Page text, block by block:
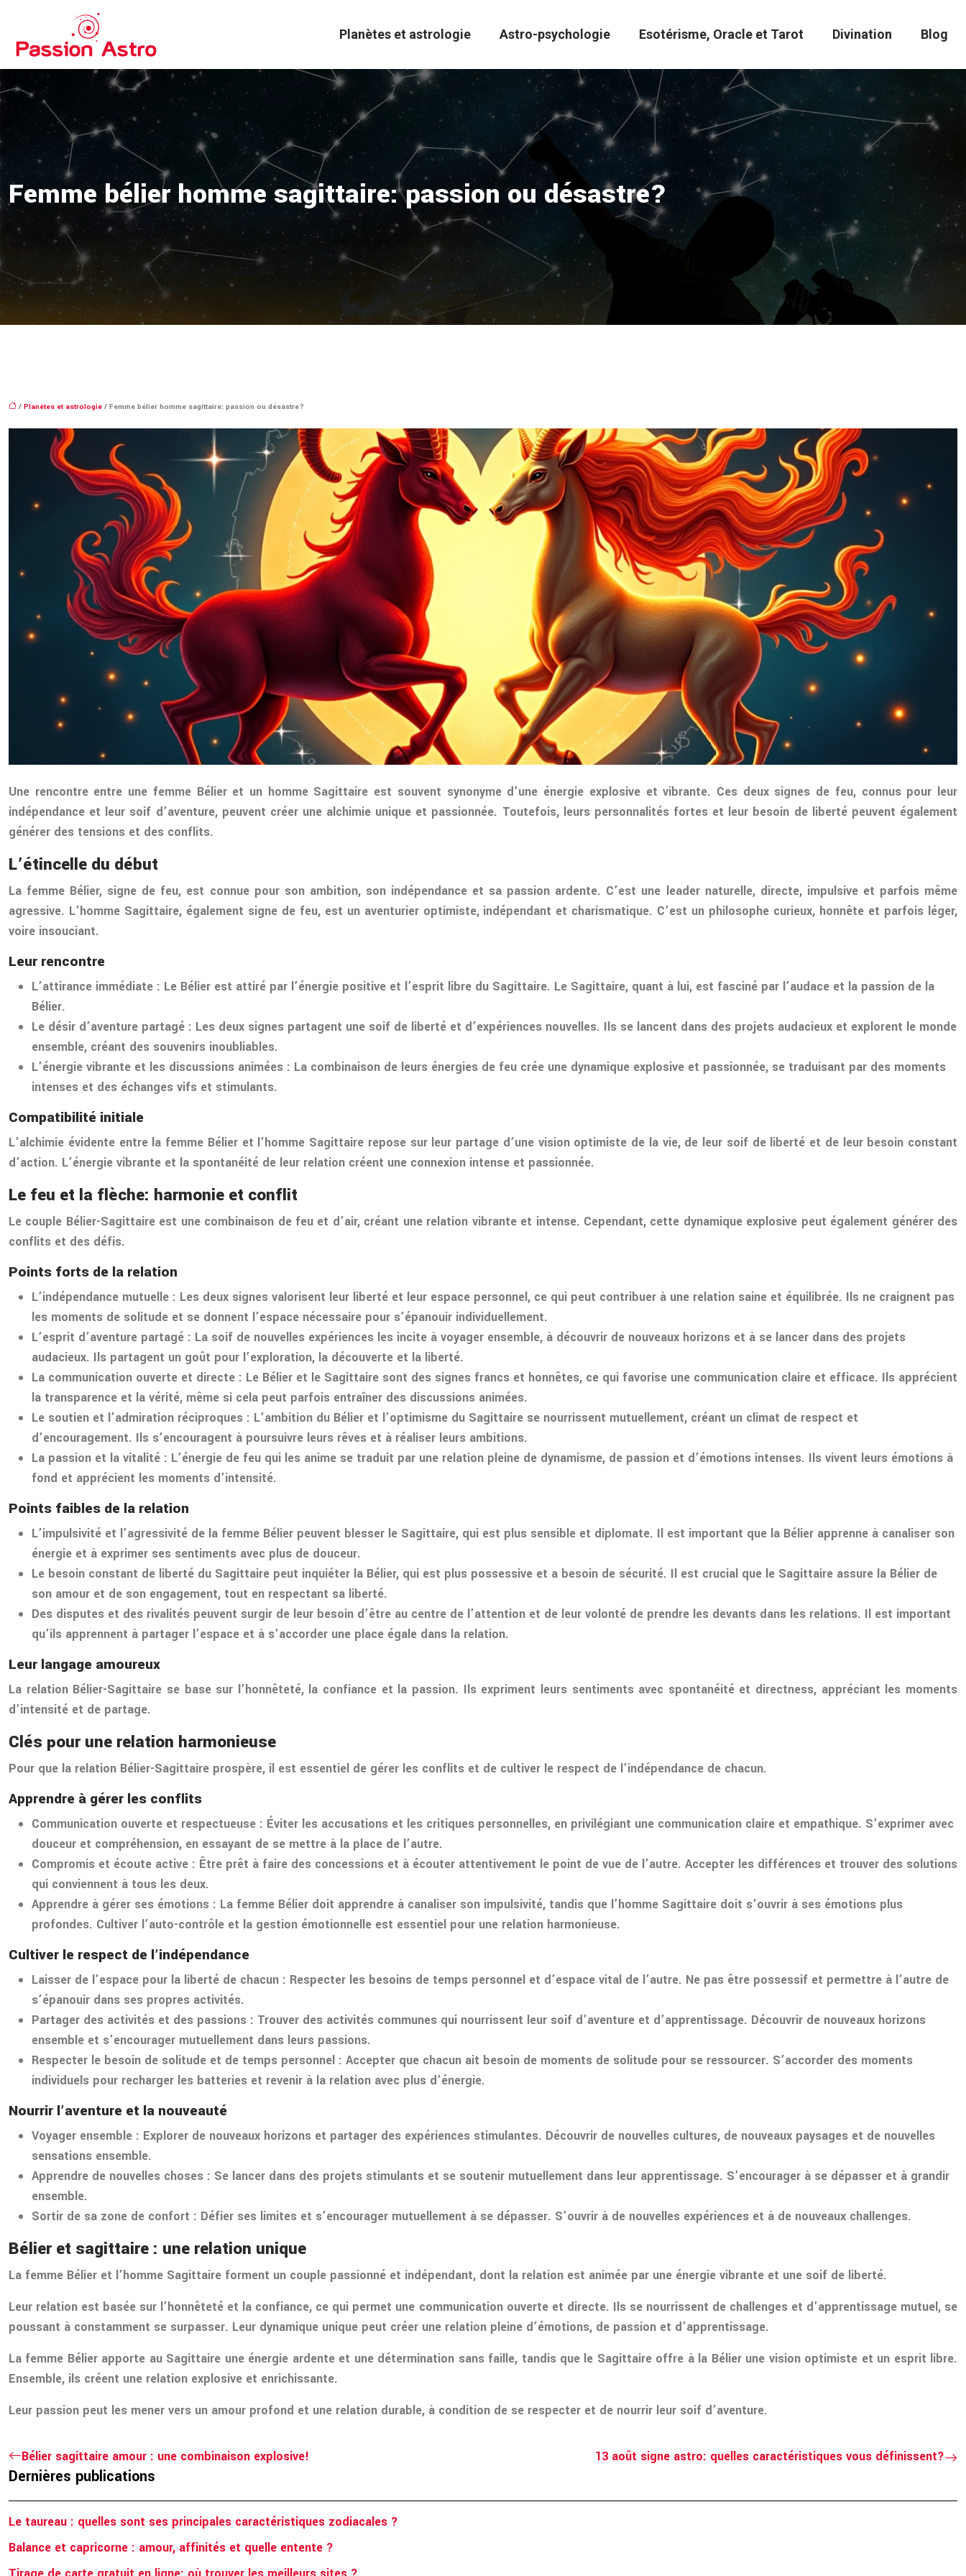
Planètes et astrologie Astro-psychologie Esotérisme, Oracle et Tarot Divination Blog
Femme bélier homme sagittaire: passion ou désastre?
/ Planètes et astrologie / Femme bélier homme sagittaire: passion ou désastre?
Une rencontre entre une femme Bélier et un homme Sagittaire est souvent synonyme d’une énergie explosive et vibrante. Ces deux signes de feu, connus pour leur
indépendance et leur soif d’aventure, peuvent créer une alchimie unique et passionnée. Toutefois, leurs personnalités fortes et leur besoin de liberté peuvent également
générer des tensions et des conflits.
L’étincelle du début
La femme Bélier, signe de feu, est connue pour son ambition, son indépendance et sa passion ardente. C’est une leader naturelle, directe, impulsive et parfois même
agressive. L’homme Sagittaire, également signe de feu, est un aventurier optimiste, indépendant et charismatique. C’est un philosophe curieux, honnête et parfois léger,
voire insouciant.
Leur rencontre
L’attirance immédiate : Le Bélier est attiré par l’énergie positive et l’esprit libre du Sagittaire. Le Sagittaire, quant à lui, est fasciné par l’audace et la passion de la
Bélier.
Le désir d’aventure partagé : Les deux signes partagent une soif de liberté et d’expériences nouvelles. Ils se lancent dans des projets audacieux et explorent le monde
ensemble, créant des souvenirs inoubliables.
L’énergie vibrante et les discussions animées : La combinaison de leurs énergies de feu crée une dynamique explosive et passionnée, se traduisant par des moments
intenses et des échanges vifs et stimulants.
Compatibilité initiale
L’alchimie évidente entre la femme Bélier et l’homme Sagittaire repose sur leur partage d’une vision optimiste de la vie, de leur soif de liberté et de leur besoin constant
d’action. L’énergie vibrante et la spontanéité de leur relation créent une connexion intense et passionnée.
Le feu et la flèche: harmonie et conflit
Le couple Bélier-Sagittaire est une combinaison de feu et d’air, créant une relation vibrante et intense. Cependant, cette dynamique explosive peut également générer des
conflits et des défis.
Points forts de la relation
L’indépendance mutuelle : Les deux signes valorisent leur liberté et leur espace personnel, ce qui peut contribuer à une relation saine et équilibrée. Ils ne craignent pas
les moments de solitude et se donnent l’espace nécessaire pour s’épanouir individuellement.
L’esprit d’aventure partagé : La soif de nouvelles expériences les incite à voyager ensemble, à découvrir de nouveaux horizons et à se lancer dans des projets
audacieux. Ils partagent un goût pour l’exploration, la découverte et la liberté.
La communication ouverte et directe : Le Bélier et le Sagittaire sont des signes francs et honnêtes, ce qui favorise une communication claire et efficace. Ils apprécient
la transparence et la vérité, même si cela peut parfois entraîner des discussions animées.
Le soutien et l’admiration réciproques : L’ambition du Bélier et l’optimisme du Sagittaire se nourrissent mutuellement, créant un climat de respect et
d’encouragement. Ils s’encouragent à poursuivre leurs rêves et à réaliser leurs ambitions.
La passion et la vitalité : L’énergie de feu qui les anime se traduit par une relation pleine de dynamisme, de passion et d’émotions intenses. Ils vivent leurs émotions à
fond et apprécient les moments d’intensité.
Points faibles de la relation
L’impulsivité et l’agressivité de la femme Bélier peuvent blesser le Sagittaire, qui est plus sensible et diplomate. Il est important que la Bélier apprenne à canaliser son
énergie et à exprimer ses sentiments avec plus de douceur.
Le besoin constant de liberté du Sagittaire peut inquiéter la Bélier, qui est plus possessive et a besoin de sécurité. Il est crucial que le Sagittaire assure la Bélier de
son amour et de son engagement, tout en respectant sa liberté.
Des disputes et des rivalités peuvent surgir de leur besoin d’être au centre de l’attention et de leur volonté de prendre les devants dans les relations. Il est important
qu’ils apprennent à partager l’espace et à s’accorder une place égale dans la relation.
Leur langage amoureux
La relation Bélier-Sagittaire se base sur l’honnêteté, la confiance et la passion. Ils expriment leurs sentiments avec spontanéité et directness, appréciant les moments
d’intensité et de partage.
Clés pour une relation harmonieuse
Pour que la relation Bélier-Sagittaire prospère, il est essentiel de gérer les conflits et de cultiver le respect de l’indépendance de chacun.
Apprendre à gérer les conflits
Communication ouverte et respectueuse : Éviter les accusations et les critiques personnelles, en privilégiant une communication claire et empathique. S’exprimer avec
douceur et compréhension, en essayant de se mettre à la place de l’autre.
Compromis et écoute active : Être prêt à faire des concessions et à écouter attentivement le point de vue de l’autre. Accepter les différences et trouver des solutions
qui conviennent à tous les deux.
Apprendre à gérer ses émotions : La femme Bélier doit apprendre à canaliser son impulsivité, tandis que l’homme Sagittaire doit s’ouvrir à ses émotions plus
profondes. Cultiver l’auto-contrôle et la gestion émotionnelle est essentiel pour une relation harmonieuse.
Cultiver le respect de l’indépendance
Laisser de l’espace pour la liberté de chacun : Respecter les besoins de temps personnel et d’espace vital de l’autre. Ne pas être possessif et permettre à l’autre de
s’épanouir dans ses propres activités.
Partager des activités et des passions : Trouver des activités communes qui nourrissent leur soif d’aventure et d’apprentissage. Découvrir de nouveaux horizons
ensemble et s’encourager mutuellement dans leurs passions.
Respecter le besoin de solitude et de temps personnel : Accepter que chacun ait besoin de moments de solitude pour se ressourcer. S’accorder des moments
individuels pour recharger les batteries et revenir à la relation avec plus d’énergie.
Nourrir l’aventure et la nouveauté
Voyager ensemble : Explorer de nouveaux horizons et partager des expériences stimulantes. Découvrir de nouvelles cultures, de nouveaux paysages et de nouvelles
sensations ensemble.
Apprendre de nouvelles choses : Se lancer dans des projets stimulants et se soutenir mutuellement dans leur apprentissage. S’encourager à se dépasser et à grandir
ensemble.
Sortir de sa zone de confort : Défier ses limites et s’encourager mutuellement à se dépasser. S’ouvrir à de nouvelles expériences et à de nouveaux challenges.
Bélier et sagittaire : une relation unique
La femme Bélier et l’homme Sagittaire forment un couple passionné et indépendant, dont la relation est animée par une énergie vibrante et une soif de liberté.
Leur relation est basée sur l’honnêteté et la confiance, ce qui permet une communication ouverte et directe. Ils se nourrissent de challenges et d’apprentissage mutuel, se
poussant à constamment se surpasser. Leur dynamique unique peut créer une relation pleine d’émotions, de passion et d’apprentissage.
La femme Bélier apporte au Sagittaire une énergie ardente et une détermination sans faille, tandis que le Sagittaire offre à la Bélier une vision optimiste et un esprit libre.
Ensemble, ils créent une relation explosive et enrichissante.
Leur passion peut les mener vers un amour profond et une relation durable, à condition de se respecter et de nourrir leur soif d’aventure.
Bélier sagittaire amour : une combinaison explosive! 13 août signe astro: quelles caractéristiques vous définissent?
Dernières publications
Le taureau : quelles sont ses principales caractéristiques zodiacales ?
Balance et capricorne : amour, affinités et quelle entente ?